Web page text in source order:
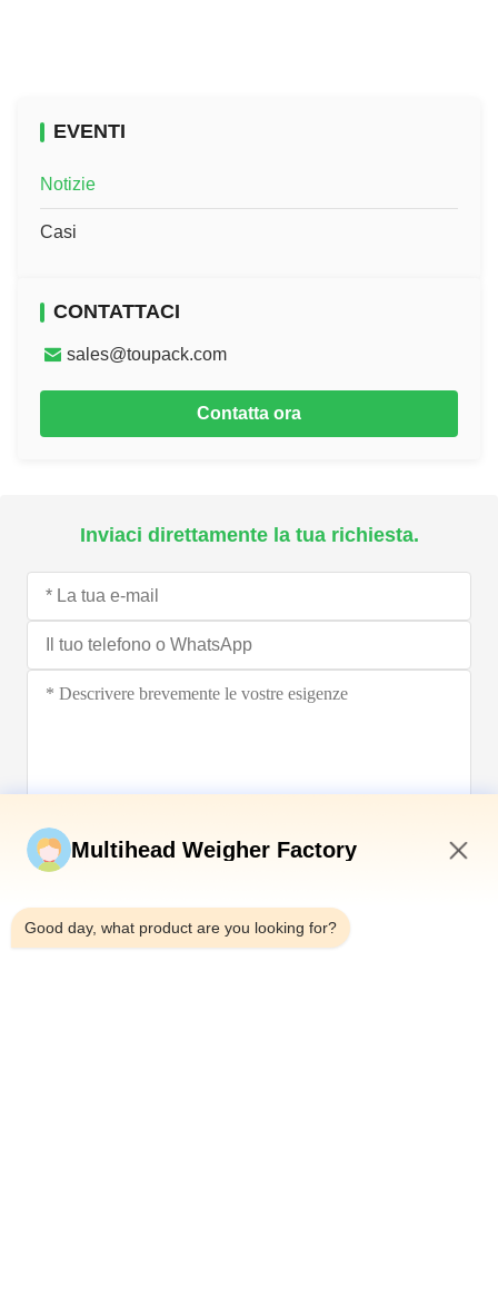
EVENTI
Notizie
Casi
CONTATTACI
sales@toupack.com
Contatta ora
Inviaci direttamente la tua richiesta.
Multihead Weigher Factory
Good day, what product are you looking for?